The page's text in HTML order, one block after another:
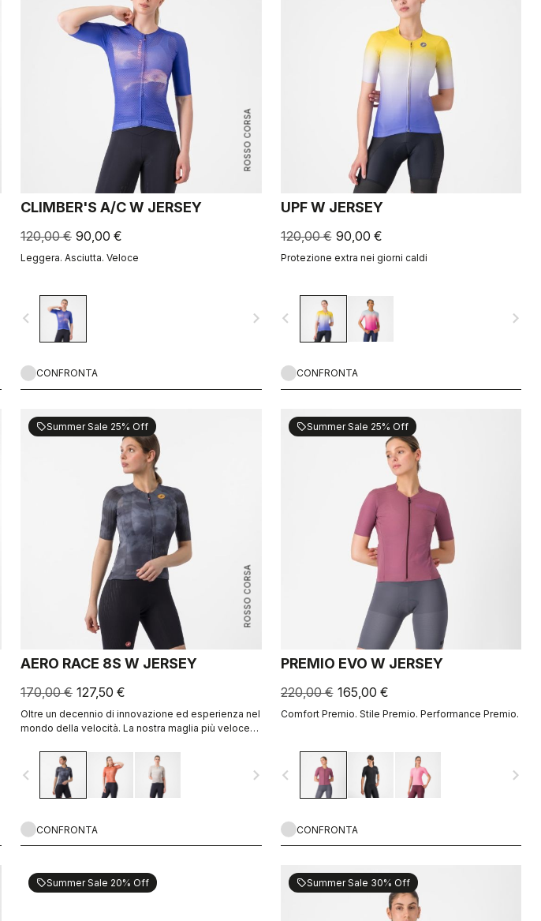
ROSSO CORSA
CLIMBER'S A/C W JERSEY
120,00 € 90,00 €
Leggera. Asciutta. Veloce
navigate_before navigate_next
CONFRONTA
UPF W JERSEY
120,00 € 90,00 €
Protezione extra nei giorni caldi
navigate_before navigate_next
CONFRONTA
ROSSO CORSA
sellSummer Sale 25% Off
AERO RACE 8S W JERSEY
170,00 € 127,50 €
Oltre un decennio di innovazione ed esperienza nel
mondo della velocità. La nostra maglia più veloce
navigate_before navigate_next
CONFRONTA
sellSummer Sale 25% Off
PREMIO EVO W JERSEY
220,00 € 165,00 €
Comfort Premio. Stile Premio. Performance Premio.
navigate_before navigate_next
CONFRONTA
sellSummer Sale 20% Off sellSummer Sale 30% Off